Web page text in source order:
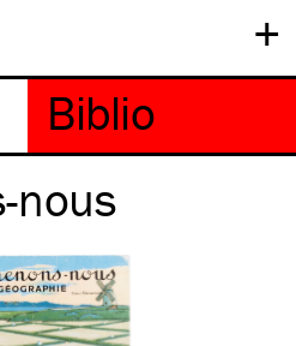
+
nous